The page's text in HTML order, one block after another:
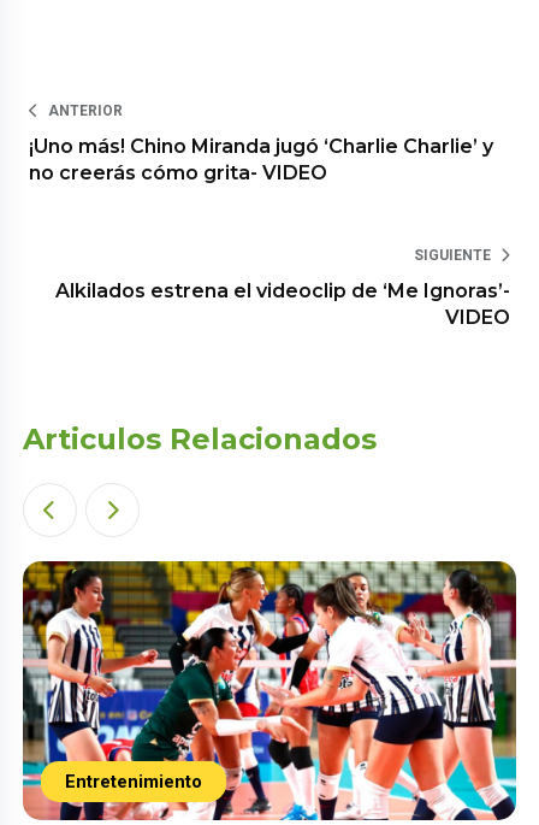
ANTERIOR
¡Uno más! Chino Miranda jugó ‘Charlie Charlie’ y
no creerás cómo grita- VIDEO
SIGUIENTE
Alkilados estrena el videoclip de ‘Me Ignoras’-
VIDEO
Articulos Relacionados
Entretenimiento